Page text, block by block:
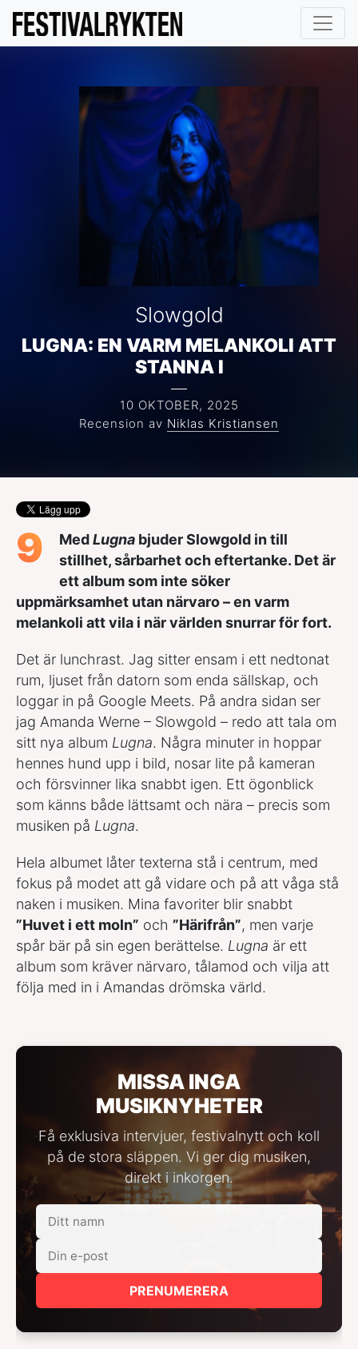
Slowgold
LUGNA: EN VARM MELANKOLI ATT
STANNA I
10 OKTOBER, 2025
Recension av Niklas Kristiansen
9 MedLugna bjuder Slowgold in till
stillhet, sårbarhet och eftertanke. Det är
ett album som inte söker
uppmärksamhet utan närvaro – en varm
melankoli att vila i när världen snurrar för fort.
Det är lunchrast. Jag sitter ensam i ett nedtonat
rum, ljuset från datorn som enda sällskap, och
loggar in på Google Meets. På andra sidan ser
jag Amanda Werne – Slowgold – redo att tala om
sitt nya album Lugna. Några minuter in hoppar
hennes hund upp i bild, nosar lite på kameran
och försvinner lika snabbt igen. Ett ögonblick
som känns både lättsamt och nära – precis som
musiken på Lugna.
Hela albumet låter texterna stå i centrum, med
fokus på modet att gå vidare och på att våga stå
naken i musiken. Mina favoriter blir snabbt
”Huvet i ett moln” och ”Härifrån”, men varje
spår bär på sin egen berättelse. Lugna är ett
album som kräver närvaro, tålamod och vilja att
följa med in i Amandas drömska värld.
MISSA INGA
MUSIKNYHETER
Få exklusiva intervjuer, festivalnytt och koll
på de stora släppen. Vi ger dig musiken,
direkt i inkorgen.
PRENUMERERA